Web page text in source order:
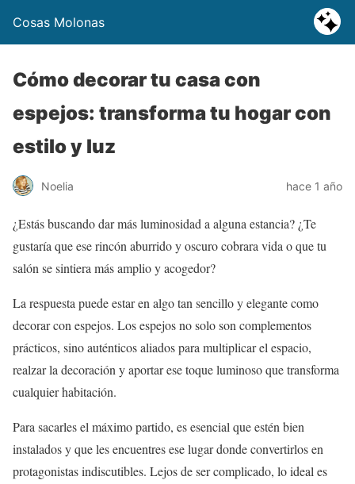
Cosas Molonas
Cómo decorar tu casa con
espejos: transforma tu hogar con
estilo y luz
Noelia hace 1 año
¿Estás buscando dar más luminosidad a alguna estancia? ¿Te
gustaría que ese rincón aburrido y oscuro cobrara vida o que tu
salón se sintiera más amplio y acogedor?
La respuesta puede estar en algo tan sencillo y elegante como
decorar con espejos. Los espejos no solo son complementos
prácticos, sino auténticos aliados para multiplicar el espacio,
realzar la decoración y aportar ese toque luminoso que transforma
cualquier habitación.
Para sacarles el máximo partido, es esencial que estén bien
instalados y que les encuentres ese lugar donde convertirlos en
protagonistas indiscutibles. Lejos de ser complicado, lo ideal es